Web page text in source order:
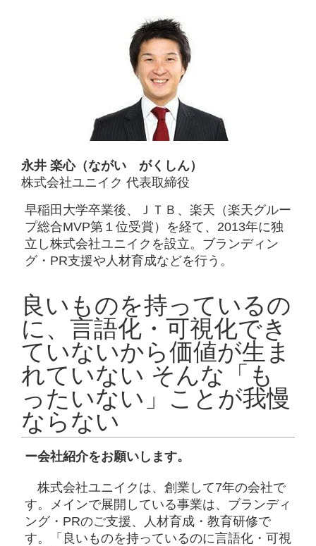
永井 楽心（ながい がくしん）
株式会社ユニイク 代表取締役
早稲田大学卒業後、ＪＴＢ、楽天（楽天グルー
プ総合MVP第１位受賞）を経て、2013年に独
立し株式会社ユニイクを設立。ブランディン
グ・PR支援や人材育成などを行う。
良いものを持っているの
に、言語化・可視化でき
ていないから価値が生ま
れていない そんな「も
ったいない」ことが我慢
ならない
ー会社紹介をお願いします。
株式会社ユニイクは、創業して7年の会社で
す。メインで展開している事業は、ブランディ
ング・PRのご支援、人材育成・教育研修で
す。「良いものを持っているのに言語化・可視